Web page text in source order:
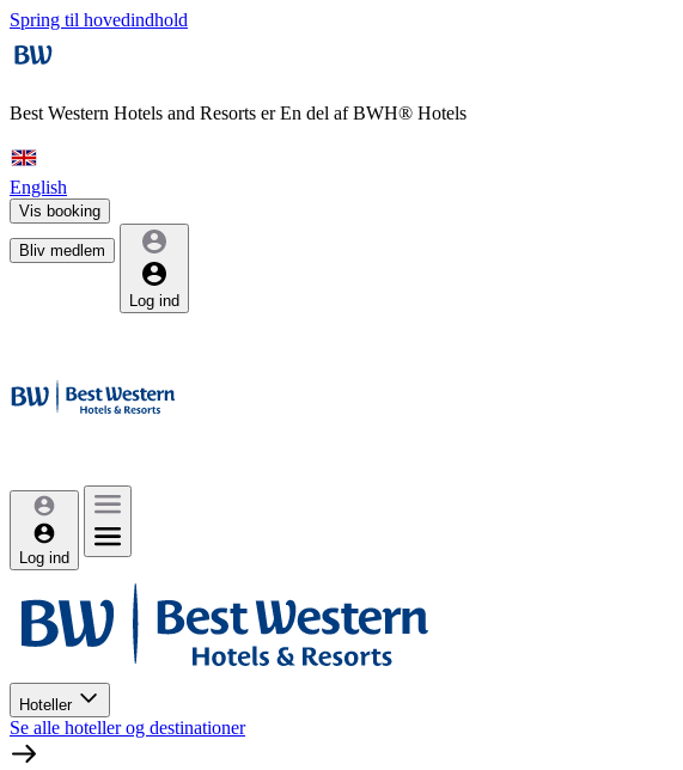
Spring til hovedindhold
Best Western Hotels and Resorts erEn del af BWH® Hotels
English
Vis booking
Bliv medlem
Log ind
Log ind
Hoteller
Se alle hoteller og destinationer